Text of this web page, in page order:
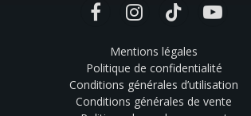
FacebookInstagramTikTok YouTube
Mentions légales
Politique de confidentialité
Conditions générales d’utilisation
Conditions générales de vente